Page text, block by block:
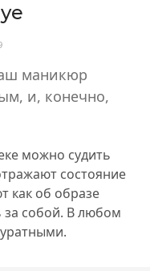
маникюр
и, конечно,
можно судить
состояние
как об образе
за собой. В любом